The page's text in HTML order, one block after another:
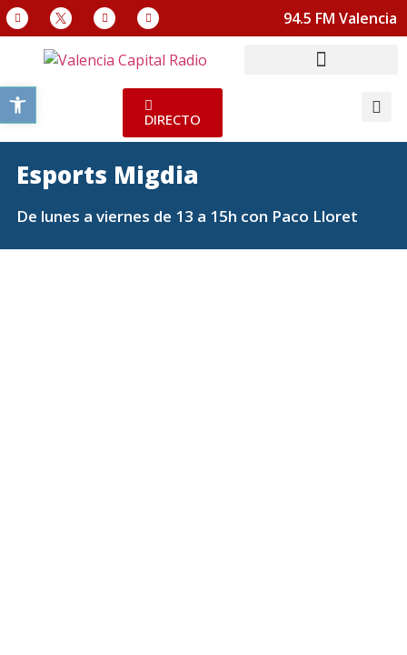
Abrir barra de herramientas
94.5 FM Valencia
DIRECTO
Esports Migdia
De lunes a viernes de 13 a 15h con Paco Lloret